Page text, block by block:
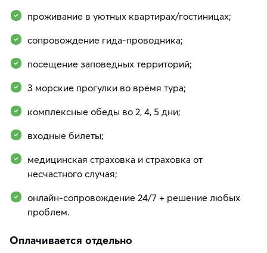
проживание в уютных квартирах/гостиницах;
сопровождение гида-проводника;
посещение заповедных территорий;
3 морские прогулки во время тура;
комплексные обеды во 2, 4, 5 дни;
входные билеты;
медицинская страховка и страховка от
несчастного случая;
онлайн-сопровождение 24/7 + решение любых
проблем.
Оплачивается отдельно